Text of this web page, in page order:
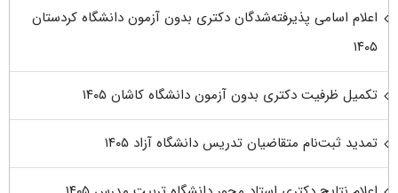
اعلام اسامی پذیرفته‌شدگان دکتری بدون آزمون دانشگاه کردستان
۱۴۰۵
تکمیل ظرفیت دکتری بدون آزمون دانشگاه کاشان ۱۴۰۵
تمدید ثبت‌نام متقاضیان تدریس دانشگاه آزاد ۱۴۰۵